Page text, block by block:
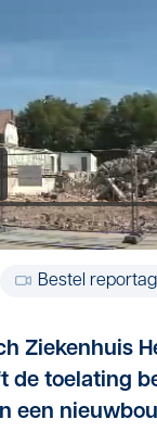
Bestel
Ziekenhuis
de toelating
een